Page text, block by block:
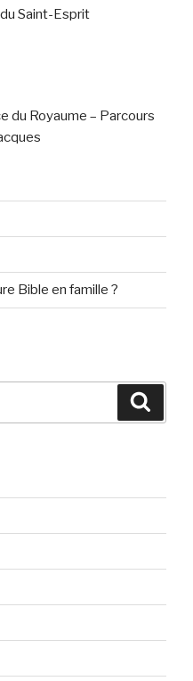
Saint-Esprit
du Royaume – Parcours
Bible en famille ?